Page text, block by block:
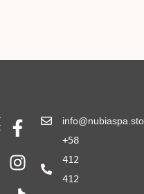
+58
412
412